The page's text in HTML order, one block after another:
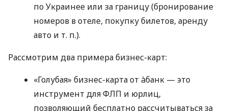
по Украинее или за границу (бронирование
номеров в отеле, покупку билетов, аренду
авто и т. п.).
Рассмотрим два примера бизнес-карт:
«Голубая» бизнес-карта от àбанк — это
инструмент для ФЛП и юрлиц,
позволяющий бесплатно рассчитываться за